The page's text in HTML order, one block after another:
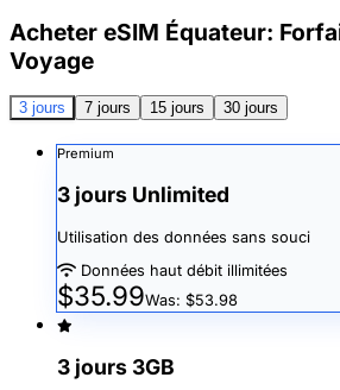
Acheter eSIM Équateur:
Voyage
3 jours 7 jours 15 jours 30 jours
Premium
3 jours Unlimited
Utilisation des données sans souci
Données haut débit illimitées
$35.99Was: $53.98
3 jours 3GB